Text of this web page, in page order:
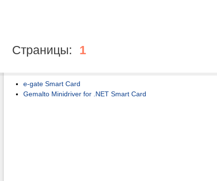
Страницы: 1
e-gate Smart Card
Gemalto Minidriver for .NET Smart Card